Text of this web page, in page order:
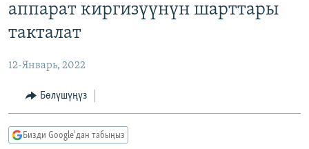
МАДАНИЯТ
УКРАИНА
ТВ ПРОГРАММАЛАР
БҮГҮН АЗАТТЫКТА
ПОДКАСТ
аппарат киргизүүнүн шарттары
такталат
12-Январь, 2022
Бөлүшүңүз
Бизди Google'дан табыңыз